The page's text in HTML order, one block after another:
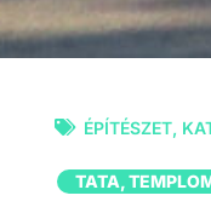
ÉPÍTÉSZET,
TATA,